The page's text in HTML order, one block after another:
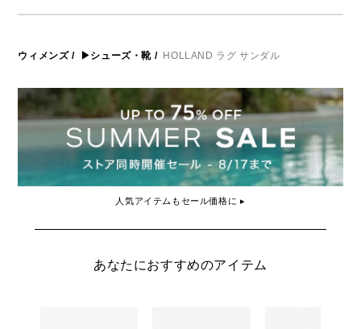
ウィメンズ/ ▶シューズ・靴 / HOLLAND ラグ サンダル
人気アイテムもセール価格に ▸
あなたにおすすめのアイテム